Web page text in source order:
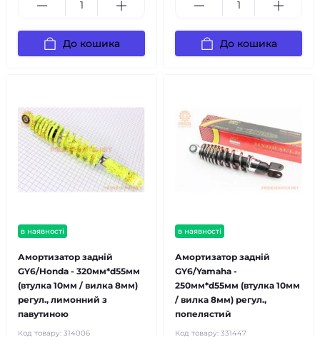
До кошика До кошика
в наявності
Амортизатор задній
GY6/Honda - 320мм*d55мм
(втулка 10мм / вилка 8мм)
регул., лимонний з
павутиною
Код товару: 314006
в наявності
Амортизатор задній
GY6/Yamaha -
250мм*d55мм (втулка 10мм
/ вилка 8мм) регул.,
попелястий
Код товару: 331447